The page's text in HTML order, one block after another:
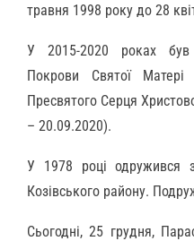
травня 1998 року до 28
У 2015-2020 роках був
Покрови Святої
Пресвятого Серця
– 20.09.2020).
У 1978 році одружився
Козівського району.
Сьогодні, 25 грудня,